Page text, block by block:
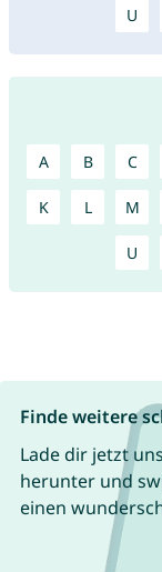
U
A B C
K L M
U
Finde weitere
Lade dir jetzt
herunter und
einen